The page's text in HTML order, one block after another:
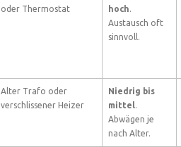
oder Thermostat
hoch.
Austausch oft
sinnvoll.
Alter Trafo oder
verschlissener Heizer
Niedrig bis
mittel.
Abwägen je
nach Alter.